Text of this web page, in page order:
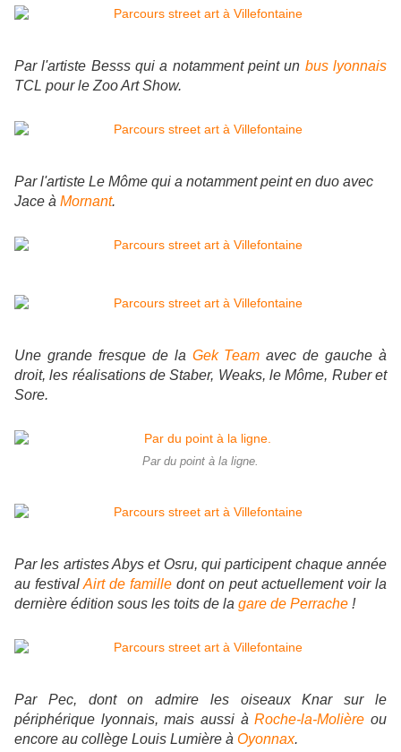
Par l'artiste Besss qui a notamment peint un bus lyonnais
TCL pour le Zoo Art Show.
Par l'artiste Le Môme qui a notamment peint en duo avec
Jace à Mornant.
Une grande fresque de la Gek Team avec de gauche à
droit, les réalisations de Staber, Weaks, le Môme, Ruber et
Sore.
Par du point à la ligne.
Par les artistes Abys et Osru, qui participent chaque année
au festival Airt de famille dont on peut actuellement voir la
dernière édition sous les toits de la gare de Perrache !
Par Pec, dont on admire les oiseaux Knar sur le
périphérique lyonnais, mais aussi àRoche-la-Molière ou
encore au collège Louis Lumière à Oyonnax.